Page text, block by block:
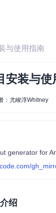
与使用指南
装与使
：尤峻淳Whitney
generator for
绍